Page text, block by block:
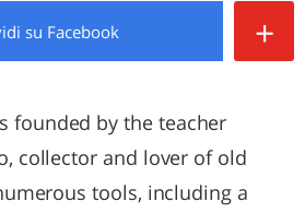
su Facebook +
founded by the teacher
collector and lover of old
tools, including a